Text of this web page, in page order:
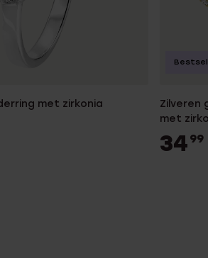
met zirkonia
Zilveren
met
34 99